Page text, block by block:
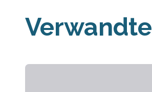
Verwandte